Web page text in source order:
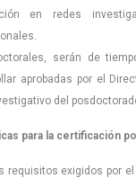
en redes
serán de
aprobadas por el
del
para la certificación
requisitos exigidos por